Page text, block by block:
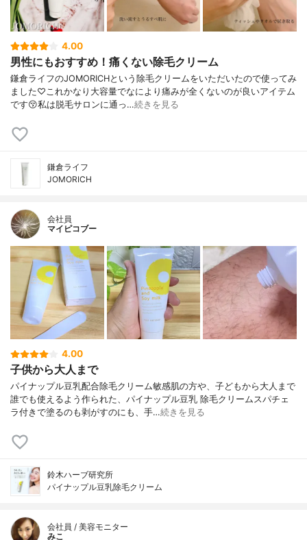
4.00
男性にもおすすめ！痛くない除毛クリーム
鎌倉ライフのJOMORICHという除毛クリームをいただいたので使ってみ
ました♡これかなり大容量でなにより痛みが全くないのが良いアイテム
です😚私は脱毛サロンに通っ…続きを見る
鎌倉ライフ
JOMORICH
会社員
マイピコブー
4.00
子供から大人まで
パイナップル豆乳配合除毛クリーム敏感肌の方や、子どもから大人まで
誰でも使えるよう作られた、パイナップル豆乳 除毛クリームスパチェ
ラ付きで塗るのも剥がすのにも、手…続きを見る
鈴木ハーブ研究所
パイナップル豆乳除毛クリーム
会社員 / 美容モニター
みこ